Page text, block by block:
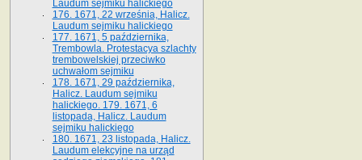
Laudum sejmiku halickiego
176. 1671, 22 września, Halicz.
Laudum sejmiku halickiego
177. 1671, 5 października,
Trembowla. Protestacya szlachty
trembowelskiej przeciwko
uchwałom sejmiku
178. 1671, 29 października,
Halicz. Laudum sejmiku
halickiego. 179. 1671, 6
listopada, Halicz. Laudum
sejmiku halickiego
180. 1671, 23 listopada, Halicz.
Laudum elekcyjne na urząd